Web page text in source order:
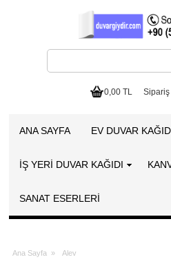
0,00 TL Sipariş
ANA SAYFA EV DUVAR
İŞ YERİ DUVAR KAĞIDI
SANAT ESERLERI
Ana Sayfa » Alev